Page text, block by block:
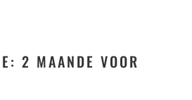
2 MAANDE VOOR